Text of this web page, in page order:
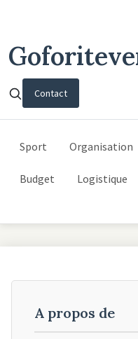
Contact
Sport Organisation
Budget Logistique
A propos de